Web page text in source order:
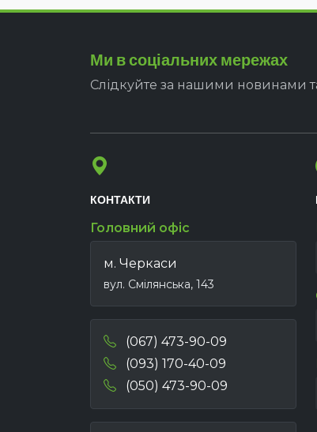
Ми в соціальних мережах
Слідкуйте за нашими новинами
КОНТАКТИ
Головний офіс
м. Черкаси
вул. Смілянська, 143
(067) 473-90-09
(093) 170-40-09
(050) 473-90-09